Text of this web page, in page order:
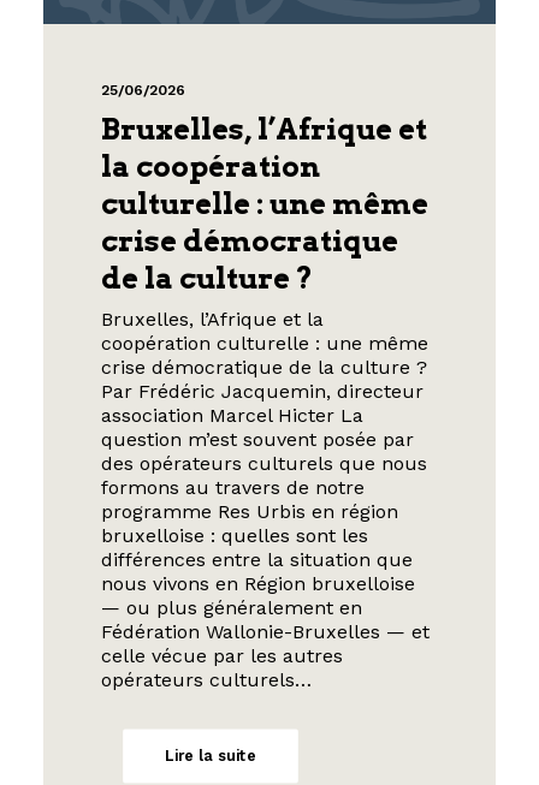
25/06/2026
Bruxelles, l’Afrique et
la coopération
culturelle : une même
crise démocratique
de la culture ?
Bruxelles, l’Afrique et la
coopération culturelle : une même
crise démocratique de la culture ?
Par Frédéric Jacquemin, directeur
association Marcel Hicter La
question m’est souvent posée par
des opérateurs culturels que nous
formons au travers de notre
programme Res Urbis en région
bruxelloise : quelles sont les
différences entre la situation que
nous vivons en Région bruxelloise
— ou plus généralement en
Fédération Wallonie-Bruxelles — et
celle vécue par les autres
opérateurs culturels…
Lire la suite